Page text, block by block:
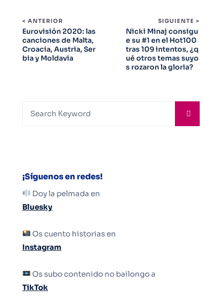
< ANTERIOR
Eurovisión 2020: las
canciones de Malta,
Croacia, Austria, Ser
bia y Moldavia
SIGUIENTE >
Nicki Minaj consigu
e su #1 en el Hot100
tras 109 intentos, ¿q
ué otros temas suyo
s rozaron la gloria?
¡Síguenos en redes!
Doy la pelmada en
Bluesky
Os cuento historias en
Instagram
Os subo contenido no bailongo a
TikTok